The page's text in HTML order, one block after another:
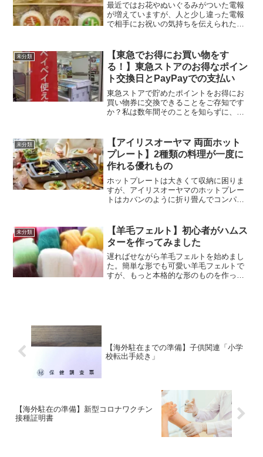
最近ではお花やぬいぐるみがついた電報
が増えていますが、人と少し違った電報
で相手にお祝いの気持ちを伝えられたら
目も可愛く、飾った後には食べられるの
で、子供から大人まで喜ばれること間違
いなしです！結婚祝い、卒業・入学祝
い、七五三・誕生日のお祝いなどいろい
ろな場面で使えるお菓子の電報をご紹介
します。
未分類
【東急でお得にお買い物をす
る！】東急ストアのお得なポイン
ト交換日とPayPayでの支払い
東急ストアで貯めたポイントをお得にお
買い物券に交換できることをご存知です
か？私は数年間そのことを知らずに、普
逃しなく！
未分類
【アイリスオーヤマ 両面ホット
プレート】2種類の料理が一度に
作れる優れもの
ホットプレートは大きくて収納に困りま
すが、アイリスオーヤマのホットプレー
トはカバンのように折り畳んでコンパク
な優れもので、ホームパーティにもぴっ
たりです！
未分類
【羊毛フェルト】初心者がハムス
ターを作ってみました
遅ればせながら羊毛フェルトを始めまし
た。簡単な形でも可愛い羊毛フェルトで
すが、もっと本格的な形のものを作って
【海外駐在までの準備】子供関連「小学
校転出手続き」
【海外駐在の準備】新型コロナワクチン
接種証明書